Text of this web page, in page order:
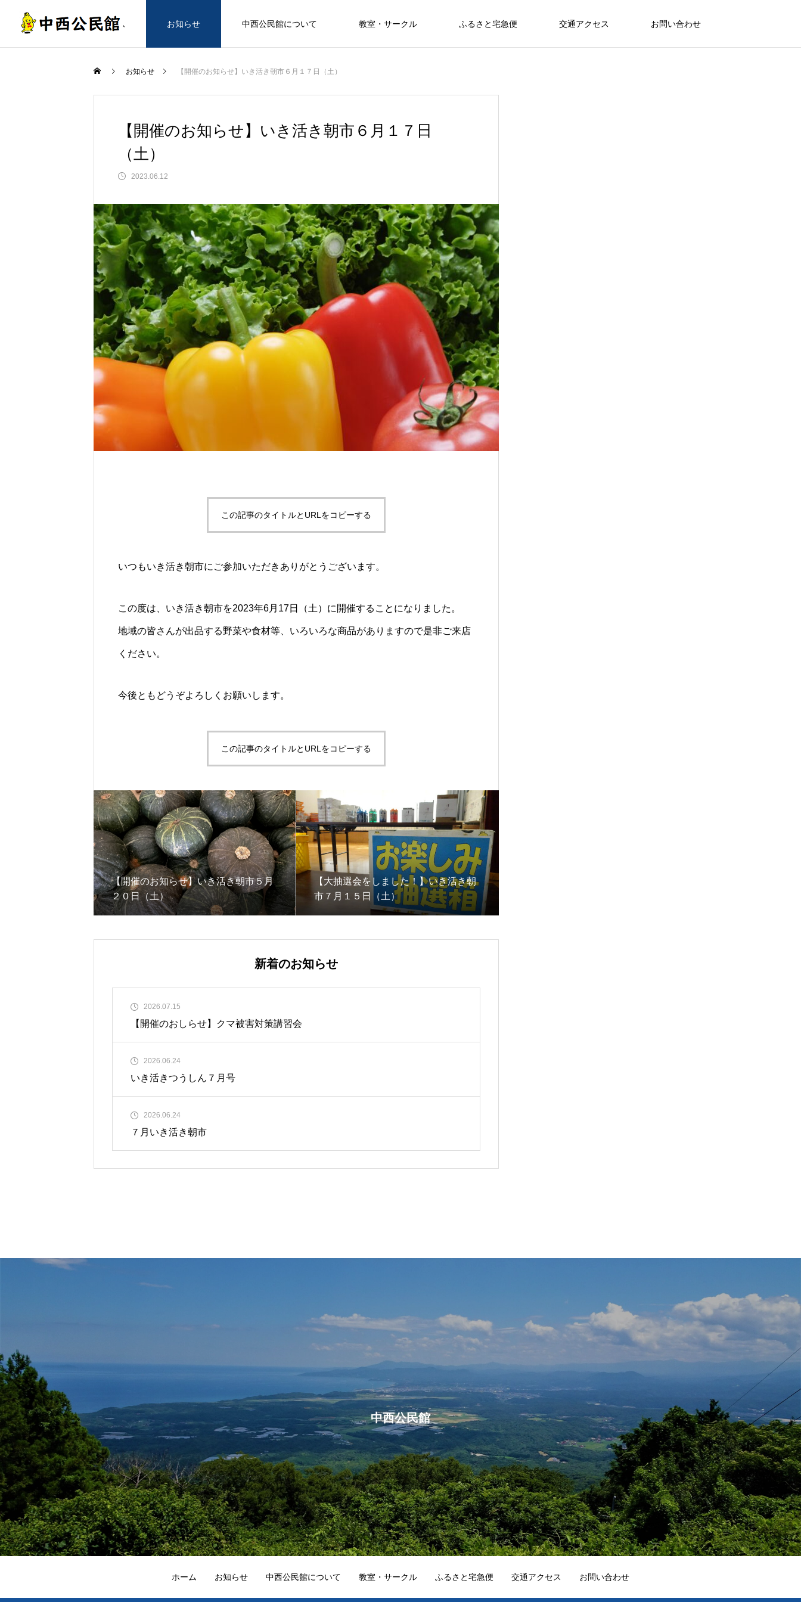
ホーム お知らせ 中西公民館について 教室・サークル ふるさと宅急便 交通アクセス お問い合わせ
お知らせ 【開催のお知らせ】いき活き朝市６月１７日（土）
【開催のお知らせ】いき活き朝市６月１７日
（土）
2023.06.12
この記事のタイトルとURLをコピーする
いつもいき活き朝市にご参加いただきありがとうございます。
この度は、いき活き朝市を2023年6月17日（土）に開催することになりました。
地域の皆さんが出品する野菜や食材等、いろいろな商品がありますので是非ご来店
ください。
今後ともどうぞよろしくお願いします。
この記事のタイトルとURLをコピーする
【開催のお知らせ】いき活き朝市５月
２０日（土）
【大抽選会をしました！】いき活き朝
市７月１５日（土）
新着のお知らせ
2026.07.15
【開催のおしらせ】クマ被害対策講習会
2026.06.24
いき活きつうしん７月号
2026.06.24
７月いき活き朝市
中西公民館
ホーム お知らせ 中西公民館について 教室・サークル ふるさと宅急便 交通アクセス お問い合わせ